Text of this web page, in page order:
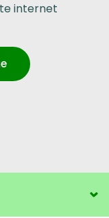
internet